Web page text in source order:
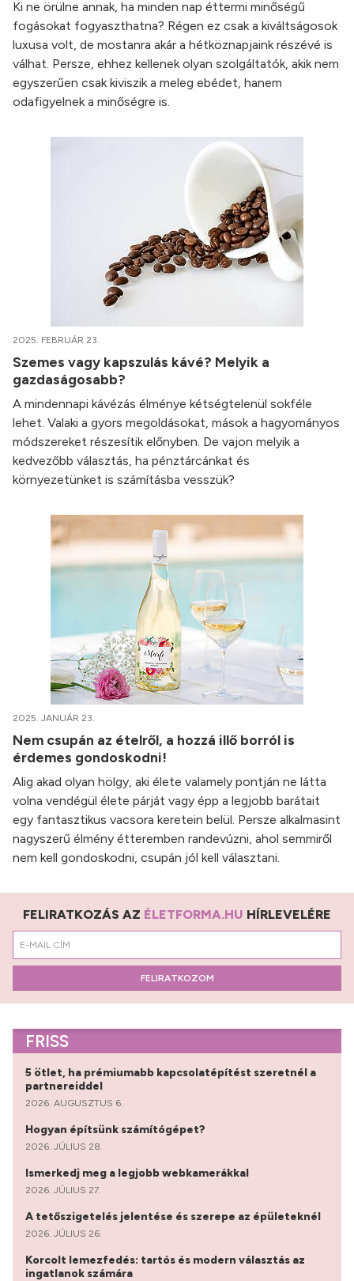
Ki ne örülne annak, ha minden nap éttermi minőségű
fogásokat fogyaszthatna? Régen ez csak a kiváltságosok
luxusa volt, de mostanra akár a hétköznapjaink részévé is
válhat. Persze, ehhez kellenek olyan szolgáltatók, akik nem
egyszerűen csak kiviszik a meleg ebédet, hanem
odafigyelnek a minőségre is.
2025. FEBRUÁR 23.
Szemes vagy kapszulás kávé? Melyik a
gazdaságosabb?
A mindennapi kávézás élménye kétségtelenül sokféle
lehet. Valaki a gyors megoldásokat, mások a hagyományos
módszereket részesítik előnyben. De vajon melyik a
kedvezőbb választás, ha pénztárcánkat és
környezetünket is számításba vesszük?
2025. JANUÁR 23.
Nem csupán az ételről, a hozzá illő borról is
érdemes gondoskodni!
Alig akad olyan hölgy, aki élete valamely pontján ne látta
volna vendégül élete párját vagy épp a legjobb barátait
egy fantasztikus vacsora keretein belül. Persze alkalmasint
nagyszerű élmény étteremben randevúzni, ahol semmiről
nem kell gondoskodni, csupán jól kell választani.
FELIRATKOZÁS AZ ÉLETFORMA.HU HÍRLEVELÉRE
FELIRATKOZOM
FRISS
5 ötlet, ha prémiumabb kapcsolatépítést szeretnél a
partnereiddel
2026. AUGUSZTUS 6.
Hogyan építsünk számítógépet?
2026. JÚLIUS 28.
Ismerkedj meg a legjobb webkamerákkal
2026. JÚLIUS 27.
A tetőszigetelés jelentése és szerepe az épületeknél
2026. JÚLIUS 26.
Korcolt lemezfedés: tartós és modern választás az
ingatlanok számára